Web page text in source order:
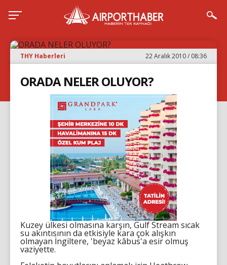
THY Haberleri 22 Aralık 2010 / 08:36
ORADA NELER OLUYOR?
Kuzey ülkesi olmasına karşın, Gulf Stream sıcak
su akıntısının da etkisiyle kara çok alışkın
olmayan İngiltere, 'beyaz kâbus'a esir olmuş
vaziyette.